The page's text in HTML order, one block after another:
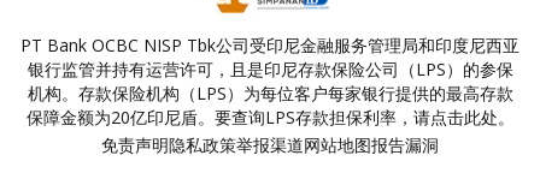
PT Bank OCBC NISP Tbk公司受印尼金融服务管理局和印度尼西亚
银行监管并持有运营许可，且是印尼存款保险公司（LPS）的参保
机构。存款保险机构（LPS）为每位客户每家银行提供的最高存款
保障金额为20亿印尼盾。要查询LPS存款担保利率，请点击此处。
免责声明隐私政策举报渠道网站地图报告漏洞